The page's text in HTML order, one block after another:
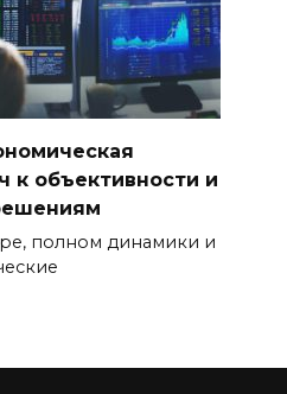
к объективности и
полном динамики и